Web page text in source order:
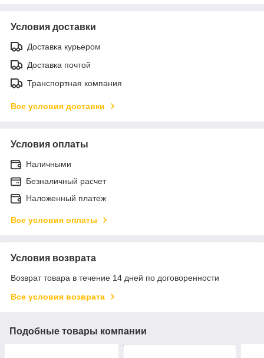
Условия доставки
Доставка курьером
Доставка почтой
Транспортная компания
Все условия доставки
Условия оплаты
Наличными
Безналичный расчет
Наложенный платеж
Все условия оплаты
Условия возврата
Возврат товара в течение 14 дней по договоренности
Все условия возврата
Подобные товары компании